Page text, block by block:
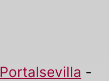
Portalsevilla -